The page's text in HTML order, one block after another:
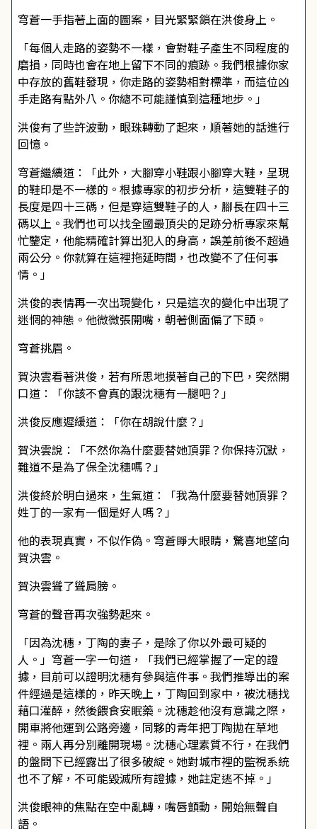
穹蒼一手指著上面的圖案，目光緊緊鎖在洪俊身上。
「每個人走路的姿勢不一樣，會對鞋子產生不同程度的
磨損，同時也會在地上留下不同的痕跡。我們根據你家
中存放的舊鞋發現，你走路的姿勢相對標準，而這位凶
手走路有點外八。你總不可能謹慎到這種地步。」
洪俊有了些許波動，眼珠轉動了起來，順著她的話進行
回憶。
穹蒼繼續道：「此外，大腳穿小鞋跟小腳穿大鞋，呈現
的鞋印是不一樣的。根據專家的初步分析，這雙鞋子的
長度是四十三碼，但是穿這雙鞋子的人，腳長在四十三
碼以上。我們也可以找全國最頂尖的足跡分析專家來幫
忙鑒定，他能精確計算出犯人的身高，誤差前後不超過
兩公分。你就算在這裡拖延時間，也改變不了任何事
情。」
洪俊的表情再一次出現變化，只是這次的變化中出現了
迷惘的神態。他微微張開嘴，朝著側面偏了下頭。
穹蒼挑眉。
賀決雲看著洪俊，若有所思地摸著自己的下巴，突然開
口道：「你該不會真的跟沈穗有一腿吧？」
洪俊反應遲緩道：「你在胡說什麼？」
賀決雲說：「不然你為什麼要替她頂罪？你保持沉默，
難道不是為了保全沈穗嗎？」
洪俊終於明白過來，生氣道：「我為什麼要替她頂罪？
姓丁的一家有一個是好人嗎？」
他的表現真實，不似作偽。穹蒼睜大眼睛，驚喜地望向
賀決雲。
賀決雲聳了聳肩膀。
穹蒼的聲音再次強勢起來。
「因為沈穗，丁陶的妻子，是除了你以外最可疑的
人。」穹蒼一字一句道，「我們已經掌握了一定的證
據，目前可以證明沈穗有參與這件事。我們推導出的案
件經過是這樣的，昨天晚上，丁陶回到家中，被沈穗找
藉口灌醉，然後餵食安眠藥。沈穗趁他沒有意識之際，
開車將他運到公路旁邊，同夥的青年把丁陶拋在草地
裡。兩人再分別離開現場。沈穗心理素質不行，在我們
的盤問下已經露出了很多破綻。她對城市裡的監視系統
也不了解，不可能毀滅所有證據，她註定逃不掉。」
洪俊眼神的焦點在空中亂轉，嘴唇顫動，開始無聲自
語。